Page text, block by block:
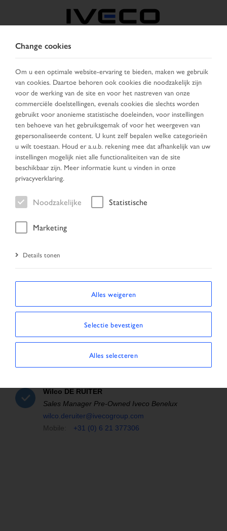
KIES LAND VERANDER TAAL
Toggle
navigation
MENU
Team
Home
Team
Wilco DE RUITER
Sales Manager Pre-Owned Iveco Benelux
wilco.deruiter@ivecogroup.com
Mobile:
+31 (0) 6 21 377306
Change cookies
Om u een optimale website-ervaring te bieden, maken we gebruik
van cookies. Daartoe behoren ook cookies die noodzakelijk zijn
voor de werking van de site en voor het nastreven van onze
commerciële doelstellingen, evenals cookies die slechts worden
gebruikt voor anonieme statistische doeleinden, voor instellingen
ten behoeve van het gebruiksgemak of voor het weergeven van
gepersonaliseerde content. U kunt zelf bepalen welke categorieën
u wilt toestaan. Houd er a.u.b. rekening mee dat afhankelijk van uw
instellingen mogelijk niet alle functionaliteiten van de site
beschikbaar zijn. Meer informatie kunt u vinden in onze
privacyverklaring.
Noodzakelijke Statistische
Marketing
Details tonen
Alles weigeren
Selectie bevestigen
Alles selecteren